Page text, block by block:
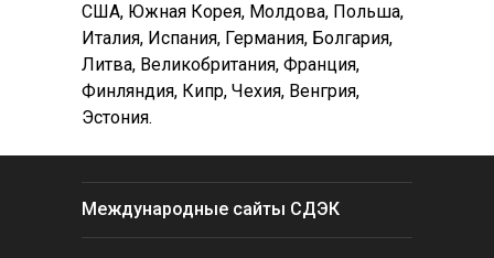
США, Южная Корея, Молдова, Польша,
Италия, Испания, Германия, Болгария,
Литва, Великобритания, Франция,
Финляндия, Кипр, Чехия, Венгрия,
Эстония.
Международные сайты СДЭК